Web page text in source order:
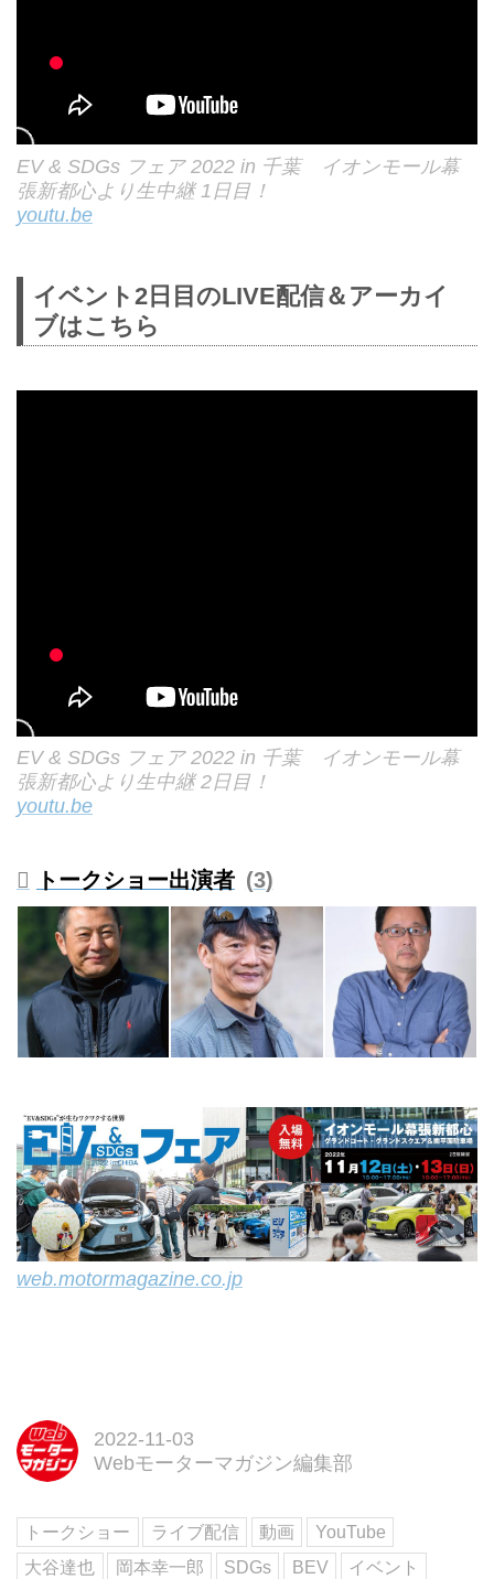
EV & SDGs フェア 2022 in 千葉 イオンモール幕
張新都心より生中継 1日目！
youtu.be
イベント2日目のLIVE配信＆アーカイ
ブはこちら
EV & SDGs フェア 2022 in 千葉 イオンモール幕
張新都心より生中継 2日目！
youtu.be
トークショー出演者 3
web.motormagazine.co.jp
2022-11-03
Webモーターマガジン編集部
トークショー ライブ配信 動画
YouTube
大谷達也
岡本幸一郎 SDGs BEV イベント